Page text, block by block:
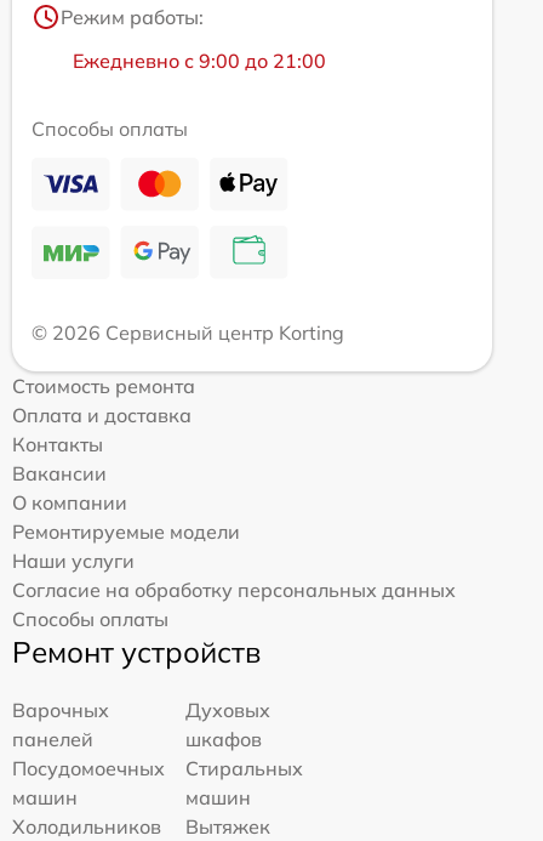
Режим работы:
Ежедневно с 9:00 до 21:00
Способы оплаты
© 2026 Сервисный центр Korting
Стоимость ремонта
Оплата и доставка
Контакты
Вакансии
О компании
Ремонтируемые модели
Наши услуги
Согласие на обработку персональных данных
Способы оплаты
Ремонт устройств
Варочных
панелей
Духовых
шкафов
Посудомоечных
машин
Стиральных
машин
Холодильников
Вытяжек